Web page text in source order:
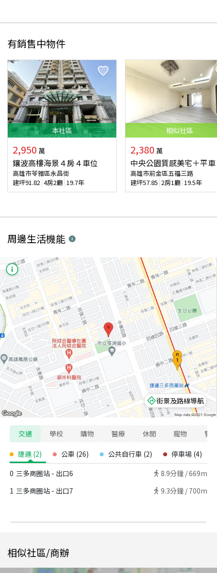
有銷售中物件
本社區
2,950 萬
鑲波高樓海景４房４車位
高雄市苓雅區永昌街
建坪91.82 4房2廳 19.7年
相似社區
2,380 萬
中央公園質感美宅＋平車
高雄市前金區五福三路
建坪57.85 2房1廳 19.5年
周邊生活機能
街景及路線導航
交通 學校 購物 醫療 休閒 寵物 警
捷運 (2) 公車 (26) 公共自行車 (2) 停車場 (4)
0 三多商圈站 - 出口6 8.9分鐘 /669m
1 三多商圈站 - 出口7 9.3分鐘 / 700m
相似社區/商辦